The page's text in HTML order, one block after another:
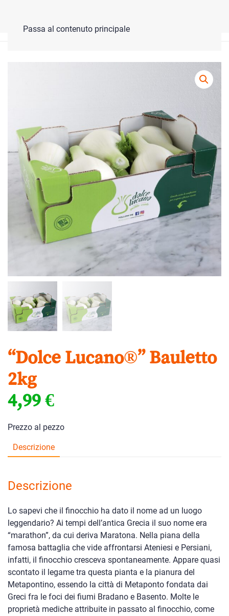
Passa al contenuto principale
“Dolce Lucano®” Bauletto
2kg
4,99 €
Prezzo al pezzo
Descrizione
Descrizione
Lo sapevi che il finocchio ha dato il nome ad un luogo
leggendario? Ai tempi dell’antica Grecia il suo nome era
“marathon”, da cui deriva Maratona. Nella piana della
famosa battaglia che vide affrontarsi Ateniesi e Persiani,
infatti, il finocchio cresceva spontaneamente. Appare quasi
scontato il legame tra questa pianta e la pianura del
Metapontino, essendo la città di Metaponto fondata dai
Greci fra le foci dei fiumi Bradano e Basento. Molte le
proprietà mediche attribuite in passato al finocchio, come